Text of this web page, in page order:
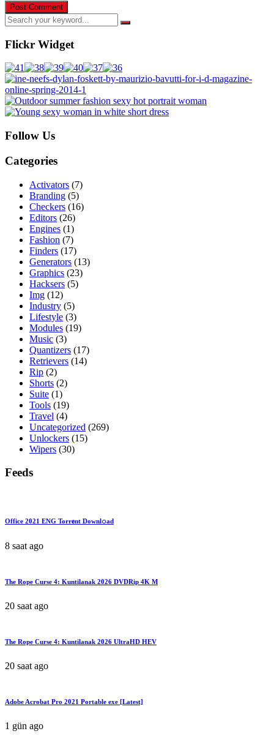
Flickr Widget
Follow Us
Categories
Activators (7)
Branding (5)
Checkers (16)
Editors (26)
Engines (1)
Fashion (7)
Finders (17)
Generators (13)
Graphics (23)
Hacksers (5)
Img (12)
Industry (5)
Lifestyle (3)
Modules (19)
Music (3)
Quantizers (17)
Retrievers (14)
Rip (2)
Shorts (2)
Suite (1)
Tools (19)
Travel (4)
Uncategorized (269)
Unlockers (15)
Wipers (30)
Feeds
Office 2021 ENG Torr𝐞nt Downl𝚘аd
8 saat ago
The Rope Curse 4: Kuntilanak 2026 DVDRip 4K M
20 saat ago
The Rope Curse 4: Kuntilanak 2026 UltraHD HEV
20 saat ago
Adobe Acrobat Pro 2021 Portable exe [Latest]
1 gün ago